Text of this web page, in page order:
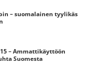
– suomalainen tyylikäs
– Ammattikäyttöön
Suomesta